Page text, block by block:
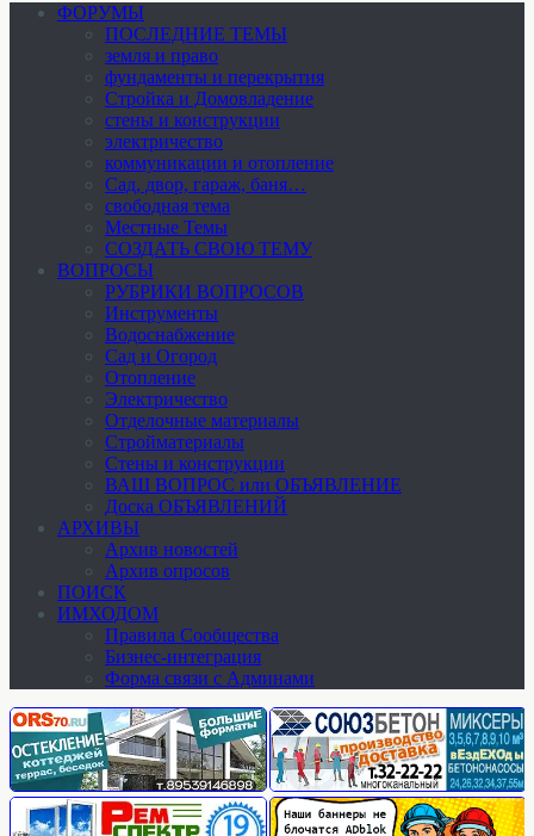
ФОРУМЫ
ПОСЛЕДНИЕ ТЕМЫ
земля и право
фундаменты и перекрытия
Стройка и Домовладение
стены и конструкции
электричество
коммуникации и отопление
Cад, двор, гараж, баня…
свободная тема
Местные Темы
СОЗДАТЬ СВОЮ ТЕМУ
ВОПРОСЫ
РУБРИКИ ВОПРОСОВ
Инструменты
Водоснабжение
Сад и Огород
Отопление
Электричество
Отделочные материалы
Стройматериалы
Стены и конструкции
ВАШ ВОПРОС или ОБЪЯВЛЕНИЕ
Доска ОБЪЯВЛЕНИЙ
АРХИВЫ
Архив новостей
Архив опросов
ПОИСК
ИМХОДОМ
Правила Сообщества
Бизнес-интеграция
Форма связи с Админами